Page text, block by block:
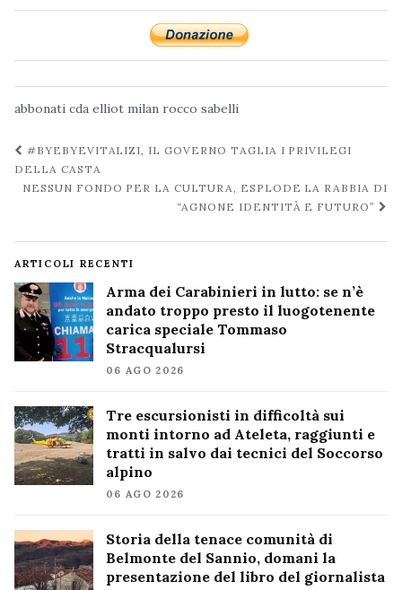
abbonati cda elliot milan rocco sabelli
Navigazione
post
#BYEBYEVITALIZI, IL GOVERNO TAGLIA I PRIVILEGI
DELLA CASTA
NESSUN FONDO PER LA CULTURA, ESPLODE LA RABBIA DI
“AGNONE IDENTITÀ E FUTURO”
ARTICOLI RECENTI
Arma dei Carabinieri in lutto: se n’è
andato troppo presto il luogotenente
carica speciale Tommaso
Stracqualursi
06 AGO 2026
Tre escursionisti in difficoltà sui
monti intorno ad Ateleta, raggiunti e
tratti in salvo dai tecnici del Soccorso
alpino
06 AGO 2026
Storia della tenace comunità di
Belmonte del Sannio, domani la
presentazione del libro del giornalista